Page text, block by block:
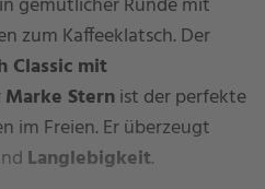
zum Kaffeeklatsch. Der
Classic mit
Marke Sternist der perfekte
im Freien. Er überzeugt
Langlebigkeit.